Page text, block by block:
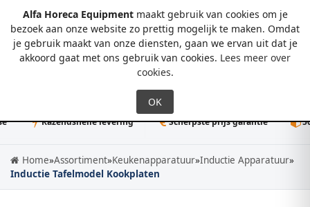
Alfa Horeca Equipmentmaakt gebruik van cookies om je
bezoek aan onze website zo prettig mogelijk te maken. Omdat
je gebruik maakt van onze diensten, gaan we ervan uit dat je
akkoord gaat met ons gebruik van cookies. Lees meer over
cookies.
0
Razendsnelle levering Scherpste prijs garantie 50K+
Home»Assortiment»Keukenapparatuur»Inductie Apparatuur»
Inductie Tafelmodel Kookplaten